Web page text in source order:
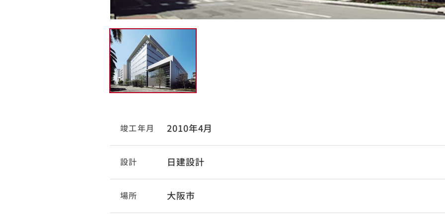
竣工年月 2010年4月
設計 日建設計
場所 大阪市